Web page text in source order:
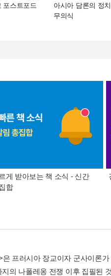
포스트포드
아시아 담론의 정
무의식
게 받아보는 책 소식 - 신간
합
은 프러시아 장교이자 군사이론
지의 나폴레옹 전쟁 이후 집필된